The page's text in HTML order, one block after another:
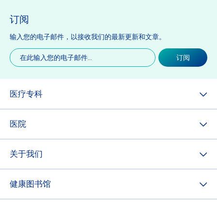
订阅
输入您的电子邮件，以接收我们的最新更新和文章。
电
子
邮
件
填)
订阅
医疗专科
医院
关于我们
健康图书馆